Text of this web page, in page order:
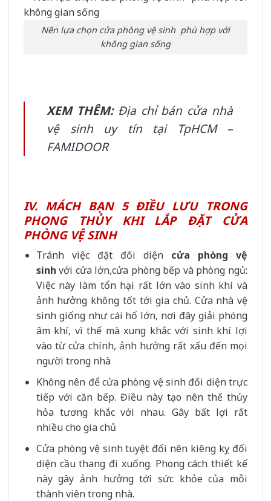
Nên lựa chọn cửa phòng vệ sinh phù hợp với
không gian sống
XEM THÊM: Địa chỉ bán cửa nhà
vệ sinh uy tín tại TpHCM –
FAMIDOOR
IV. MÁCH BẠN 5 ĐIỀU LƯU TRONG
PHONG THỦY KHI LẮP ĐẶT CỬA
PHÒNG VỆ SINH
Tránh việc đặt đối diện cửa phòng vệ
sinh với cửa lớn,cửa phòng bếp và phòng ngủ:
Việc này làm tổn hại rất lớn vào sinh khí và
ảnh hưởng không tốt tới gia chủ. Cửa nhà vệ
sinh giống như cái hố lớn, nơi đây giải phóng
âm khí, vì thế mà xung khắc với sinh khí lợi
vào từ cửa chính, ảnh hưởng rất xấu đến mọi
người trong nhà
Không nên để cửa phòng vệ sinh đối diện trực
tiếp với căn bếp. Điều này tạo nên thế thủy
hỏa tương khắc với nhau. Gây bất lợi rất
nhiều cho gia chủ
Cửa phòng vệ sinh tuyệt đối nên kiêng kỵ đối
diện cầu thang đi xuống. Phong cách thiết kế
này gây ảnh hưởng tới sức khỏe của mỗi
thành viên trong nhà.